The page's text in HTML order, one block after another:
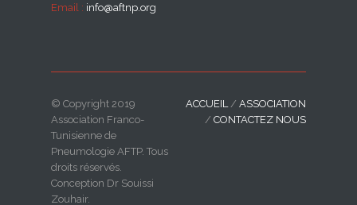
Email : info@aftnp.org
© Copyright 2019
Association Franco-
Tunisienne de
Pneumologie AFTP. Tous
droits réservés.
Conception Dr Souissi
Zouhair.
ACCUEIL/ ASSOCIATION
/ CONTACTEZ NOUS